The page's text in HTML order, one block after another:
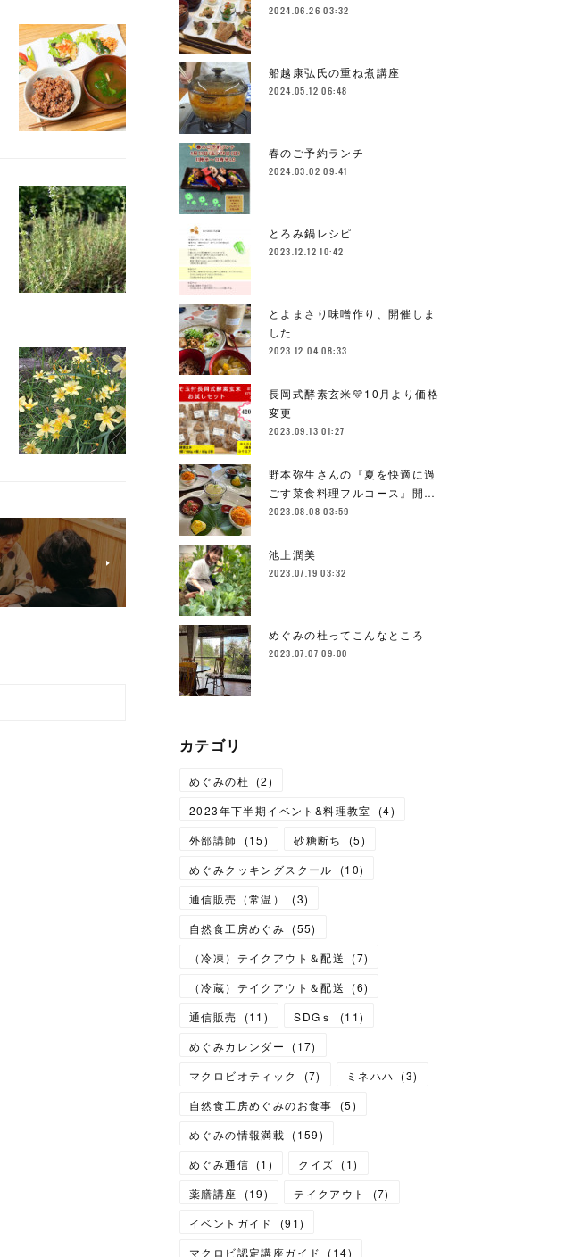
2024.06.26 03:32
船越康弘氏の重ね煮講座
2024.05.12 06:48
春のご予約ランチ
2024.03.02 09:41
とろみ鍋レシピ
2023.12.12 10:42
とよまさり味噌作り、開催しま
した
2023.12.04 08:33
長岡式酵素玄米💛10月より価格
変更
2023.09.13 01:27
野本弥生さんの『夏を快適に過
ごす菜食料理フルコース』開…
2023.08.08 03:59
池上潤美
2023.07.19 03:32
めぐみの杜ってこんなところ
2023.07.07 09:00
カテゴリ
めぐみの杜 (2)
2023年下半期イベント&料理教室
(4)
外部講師
(15) 砂糖断ち (5)
めぐみクッキングスクール
(10)
通信販売（常温）
(3)
自然食工房めぐみ (55)
（冷凍）テイクアウト＆配送
(7)
（冷蔵）テイクアウト＆配送
(6)
通信販売
(11 ) SDGｓ (11)
めぐみカレンダー
(17)
マクロビオティック
(7) ミネハハ (3)
自然食工房めぐみのお食事
(5)
めぐみの情報満載 (159)
めぐみ通信 (1 ) クイズ (1)
薬膳講座
(19) テイクアウト (7)
イベントガイド
(91)
マクロビ認定講座ガイド
(14)